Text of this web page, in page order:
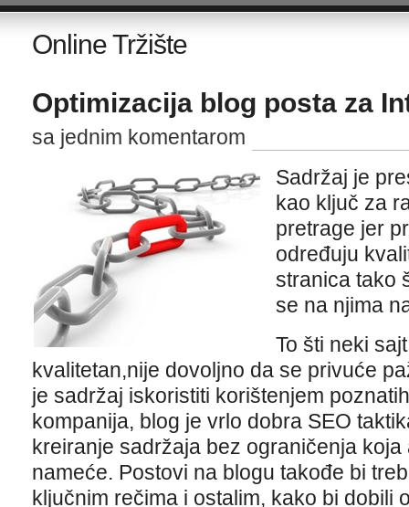
Online Tržište
Optimizacija blog posta za
sa jednim komentarom
Sadržaj je
kao ključ za
pretrage jer
određuju
stranica tako
se na njima
To šti neki
kvalitetan,nije dovoljno da se privuće
je sadržaj iskoristiti korištenjem
kompanija, blog je vrlo dobra SEO
kreiranje sadržaja bez ograničenja
nameće. Postovi na blogu takođe bi
ključnim rečima i ostalim, kako bi dobili